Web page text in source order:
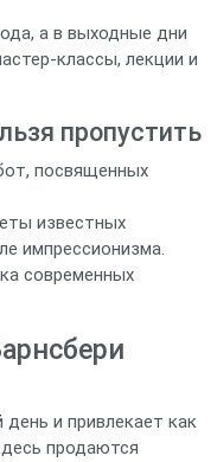
а в выходные дни
лекции и
пропустить
посвященных
известных
импрессионизма.
современных
и привлекает как
продаются